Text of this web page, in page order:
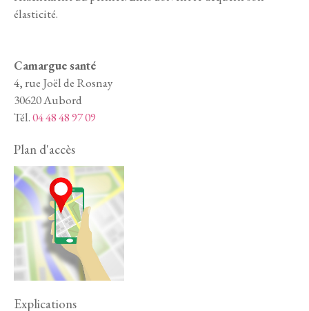
élasticité.
Camargue santé
4, rue Joël de Rosnay
30620 Aubord
Tél.04 48 48 97 09
Plan d'accès
Explications